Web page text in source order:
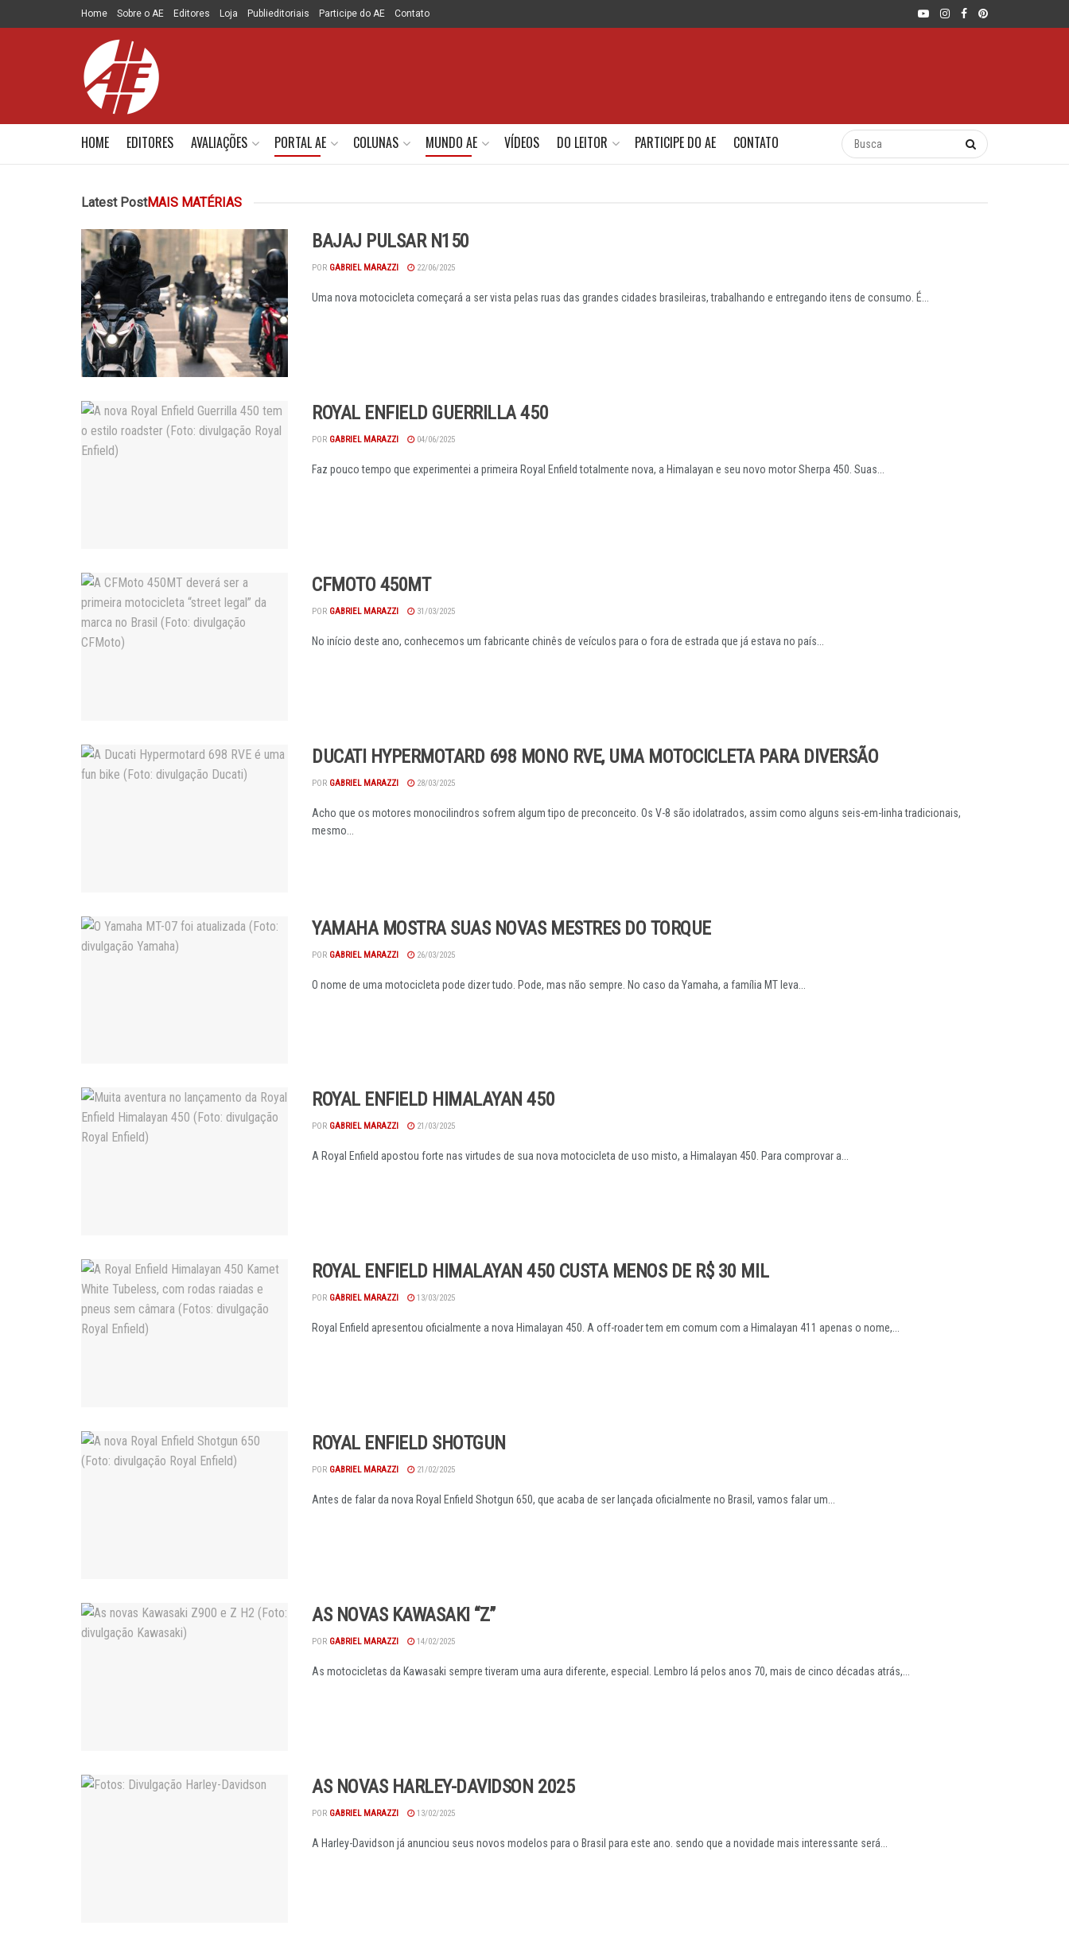
Home Sobre o AE Editores Loja Publieditoriais Participe do AE Contato
HOME EDITORES AVALIAÇÕES PORTAL AE COLUNAS MUNDO AE VÍDEOS DO LEITOR PARTICIPE DO AE CONTATO
Latest PostMAIS MATÉRIAS
BAJAJ PULSAR N150
POR GABRIEL MARAZZI 22/06/2025
Uma nova motocicleta começará a ser vista pelas ruas das grandes cidades brasileiras, trabalhando e entregando itens de consumo. É...
ROYAL ENFIELD GUERRILLA 450
POR GABRIEL MARAZZI 04/06/2025
Faz pouco tempo que experimentei a primeira Royal Enfield totalmente nova, a Himalayan e seu novo motor Sherpa 450. Suas...
CFMOTO 450MT
POR GABRIEL MARAZZI 31/03/2025
No início deste ano, conhecemos um fabricante chinês de veículos para o fora de estrada que já estava no país...
DUCATI HYPERMOTARD 698 MONO RVE, UMA MOTOCICLETA PARA DIVERSÃO
POR GABRIEL MARAZZI 28/03/2025
Acho que os motores monocilindros sofrem algum tipo de preconceito. Os V-8 são idolatrados, assim como alguns seis-em-linha tradicionais,
mesmo...
YAMAHA MOSTRA SUAS NOVAS MESTRES DO TORQUE
POR GABRIEL MARAZZI 26/03/2025
O nome de uma motocicleta pode dizer tudo. Pode, mas não sempre. No caso da Yamaha, a família MT leva...
ROYAL ENFIELD HIMALAYAN 450
POR GABRIEL MARAZZI 21/03/2025
A Royal Enfield apostou forte nas virtudes de sua nova motocicleta de uso misto, a Himalayan 450. Para comprovar a...
ROYAL ENFIELD HIMALAYAN 450 CUSTA MENOS DE R$ 30 MIL
POR GABRIEL MARAZZI 13/03/2025
Royal Enfield apresentou oficialmente a nova Himalayan 450. A off-roader tem em comum com a Himalayan 411 apenas o nome,...
ROYAL ENFIELD SHOTGUN
POR GABRIEL MARAZZI 21/02/2025
Antes de falar da nova Royal Enfield Shotgun 650, que acaba de ser lançada oficialmente no Brasil, vamos falar um...
AS NOVAS KAWASAKI “Z”
POR GABRIEL MARAZZI 14/02/2025
As motocicletas da Kawasaki sempre tiveram uma aura diferente, especial. Lembro lá pelos anos 70, mais de cinco décadas atrás,...
AS NOVAS HARLEY-DAVIDSON 2025
POR GABRIEL MARAZZI 13/02/2025
A Harley-Davidson já anunciou seus novos modelos para o Brasil para este ano. sendo que a novidade mais interessante será...